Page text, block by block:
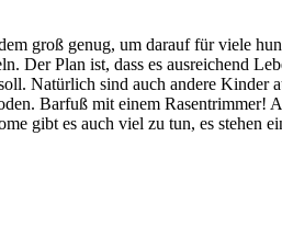
groß genug, um darauf für viele
Der Plan ist, dass es ausreichend
Natürlich sind auch andere Kinder
Barfuß mit einem Rasentrimmer!
gibt es auch viel zu tun, es stehen